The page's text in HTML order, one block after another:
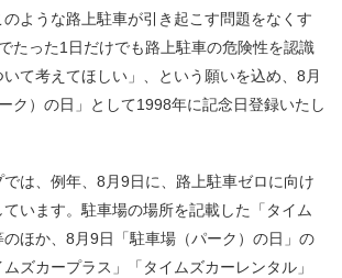
のような路上駐車が引き起こす問題をなくす
たった1日だけでも路上駐車の危険性を認識
て考えてほしい」、という願いを込め、8月
ク）の日」として1998年に記念日登録いたし
は、例年、8月9日に、路上駐車ゼロに向け
います。駐車場の場所を記載した「タイム
のほか、8月9日「駐車場（パーク）の日」の
ムズカープラス」「タイムズカーレンタル」